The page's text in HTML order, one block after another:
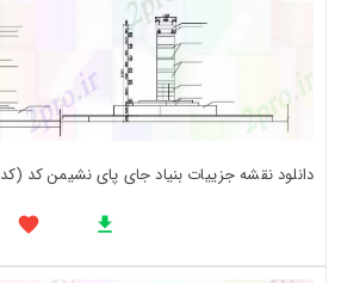
دانلود نقشه جزییات بنیاد جای پای نشیمن کد (کد32624)